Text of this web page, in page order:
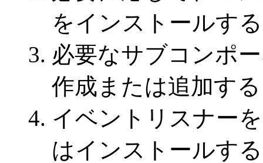
をインストールする
必要なサブコンポ
作成または追加する
イベントリスナー
はインストールする